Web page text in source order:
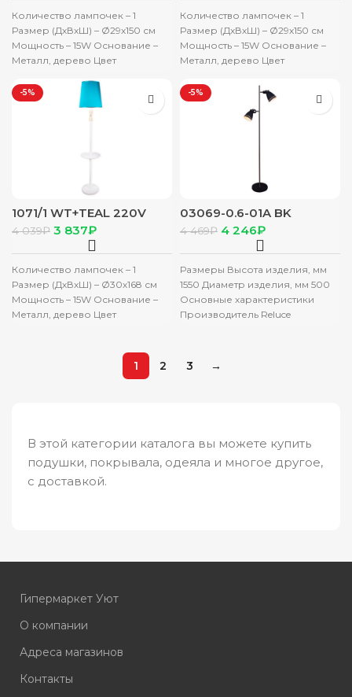
Количество лампочек – 1
Размер (ДхВхШ) – Ø29х150 см
Мощность – 15W Основание –
Металл, дерево Цвет
Количество лампочек – 1
Размер (ДхВхШ) – Ø29х150 см
Мощность – 15W Основание –
Металл, дерево Цвет
-5%
1071/1 WT+TEAL 220V
15W E27 Торшер
4 039₽ 3 837₽
Количество лампочек – 1
Размер (ДхВхШ) – Ø30х168 см
Мощность – 15W Основание –
Металл, дерево Цвет
-5%
03069-0.6-01A BK
светильник напольный
4 469₽ 4 246₽
Размеры Высота изделия, мм
1550 Диаметр изделия, мм 500
Основные характеристики
Производитель Reluce
1 2 3 →
В этой категории каталога вы можете купить
подушки, покрывала, одеяла и многое другое,
с доставкой.
Гипермаркет Уют
О компании
Адреса магазинов
Контакты